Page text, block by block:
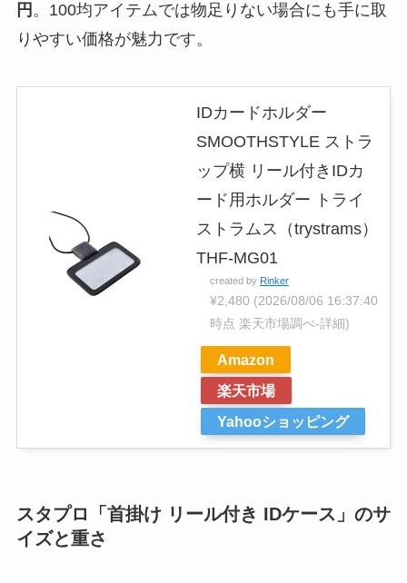
円 。100均アイテムでは物足りない場合にも手に取
りやすい価格が魅力です。
IDカードホルダー
SMOOTHSTYLE ストラ
ップ横 リール付きIDカ
ード用ホルダー トライ
ストラムス（trystrams）
THF-MG01
created by Rinker
¥2,480 (2026/08/06 16:37:40
時点 楽天市場調べ-詳細)
Amazon
楽天市場
Yahooショッピング
スタプロ「首掛け リール付き IDケース」のサ
イズと重さ